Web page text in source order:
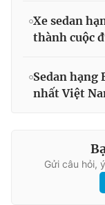
Xe sedan
thành cuộc
Sedan hạng
nhất Việt
Gửi câu hỏi,